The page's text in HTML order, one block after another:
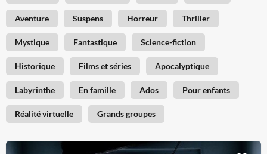
Aventure Suspens Horreur Thriller
Mystique Fantastique Science-fiction
Historique Films et séries Apocalyptique
Labyrinthe En famille Ados Pour enfants
Réalité virtuelle Grands groupes